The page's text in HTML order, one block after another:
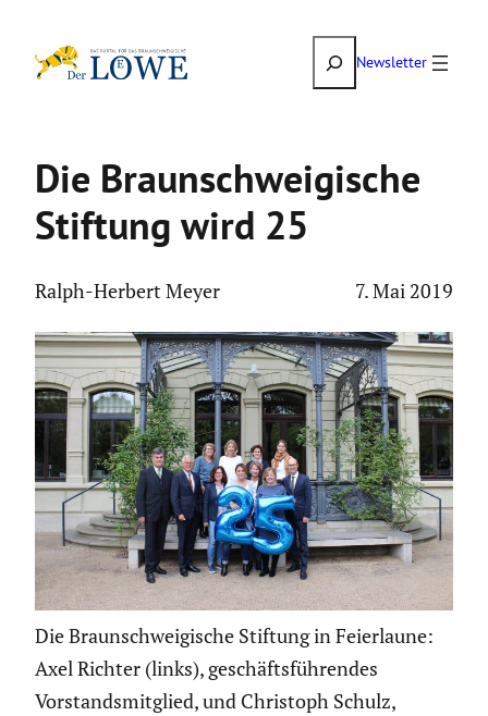
Inhalt
SuchenNewsletter
Die Braun­schwei­gi­sche
Stiftung wird 25
Ralph-Herbert Meyer 7. Mai 2019
Die Braunschweigische Stiftung in Feierlaune:
Axel Richter (links), geschäftsführendes
Vorstandsmitglied, und Christoph Schulz,